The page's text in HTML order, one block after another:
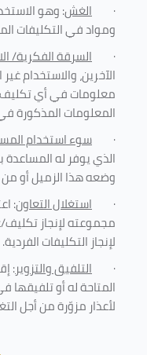
· الغش: وهو
ومواد في التكليفات
· السرقة الفكرية/
الآخرين، والاستخدام
معلومات في أي
المعلومات المذكورة
· سوء استخدام
الذي يوفر له
وضعه هذا الزميل أو من
· استغلال التعاون:
مجموعته لإنجاز
لإنجاز التكليفات الفردية.
· التلفيق والتزوير:
المتاحة له أو
لأعذار مزوّرة من أجل